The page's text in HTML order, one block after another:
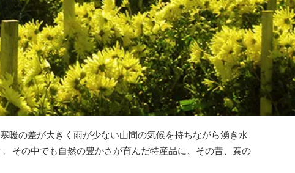
暖の差が大きく雨が少ない山間の気候を持ちながら湧き水
その中でも自然の豊かさが育んだ特産品に、その昔、秦の